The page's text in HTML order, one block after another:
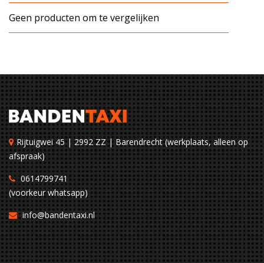
Geen producten om te vergelijken
Rijtuigwei 45 | 2992 ZZ | Barendrecht (werkplaats, alleen op
afspraak)
0614799741
(voorkeur whatsapp)
info@bandentaxi.nl